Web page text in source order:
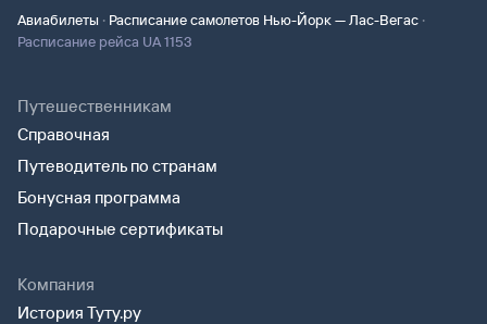
Авиабилеты · Расписание самолетов Нью-Йорк — Лас-Вегас ·
Расписание рейса UA 1153
Путешественникам
Справочная
Путеводитель по странам
Бонусная программа
Подарочные сертификаты
Компания
История Туту.ру